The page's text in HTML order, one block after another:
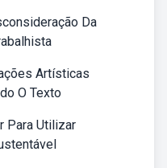
Da
Artísticas
O Texto
Para Utilizar